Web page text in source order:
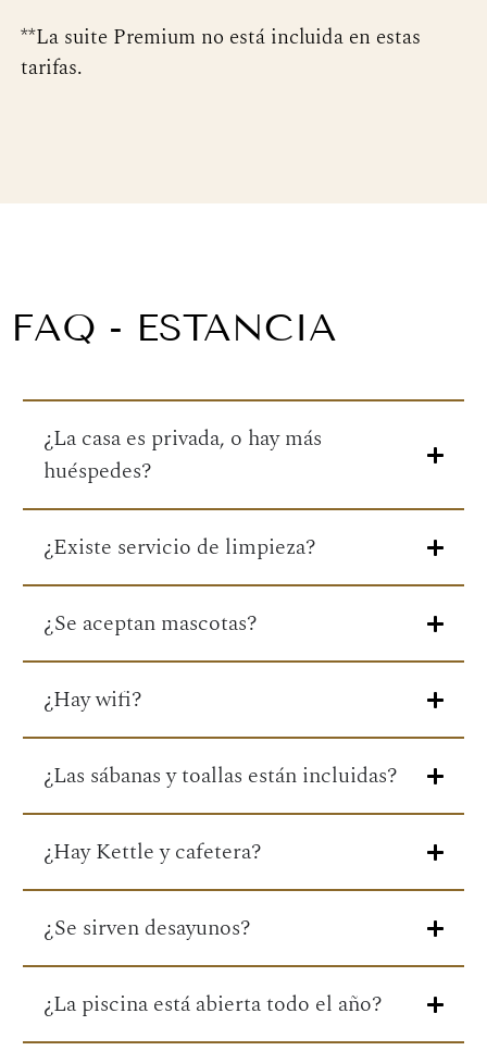
**La suite Premium no está incluida en estas
tarifas.
FAQ - ESTANCIA
¿La casa es privada, o hay más
huéspedes?
¿Existe servicio de limpieza?
¿Se aceptan mascotas?
¿Hay wifi?
¿Las sábanas y toallas están incluidas?
¿Hay Kettle y cafetera?
¿Se sirven desayunos?
¿La piscina está abierta todo el año?